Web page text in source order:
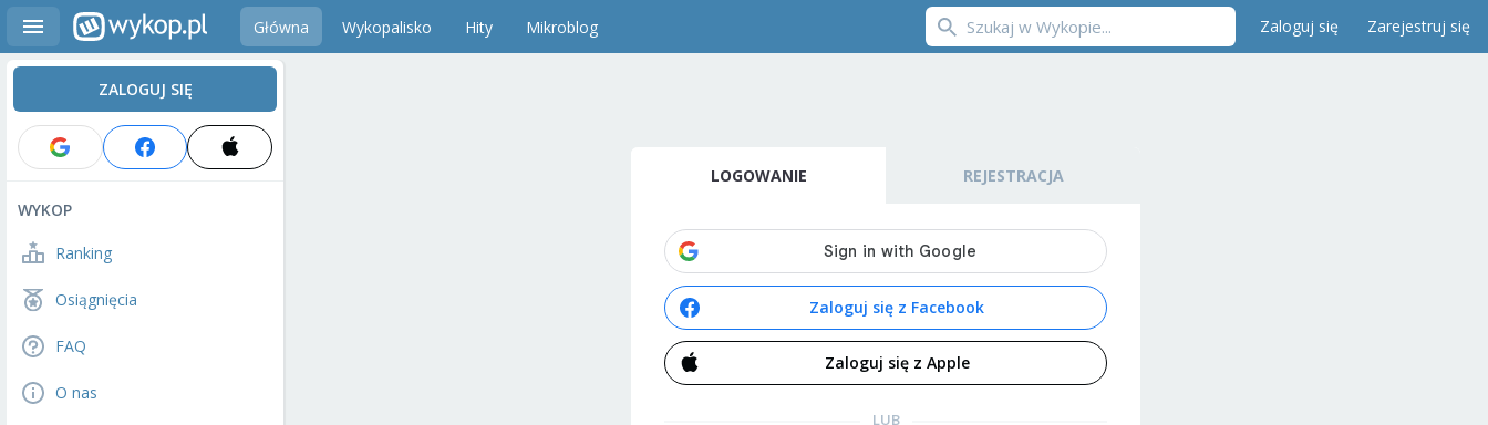
Główna Wykopalisko Hity Mikroblog Zaloguj się Zarejestruj się
ZALOGUJ SIĘ
WYKOP
Ranking
Osiągnięcia
FAQ
O nas
LOGOWANIE REJESTRACJA
Zaloguj się z Facebook
Zaloguj się z Apple
LUB